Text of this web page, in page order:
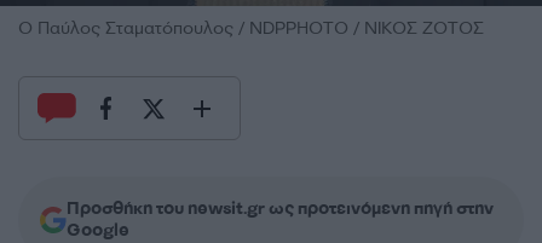
O Παύλος Σταματόπουλος / NDPPHOTO / ΝΙΚΟΣ ΖΟΤΟΣ
Προσθήκη του newsit.gr ως προτεινόμενη πηγή στην
Google